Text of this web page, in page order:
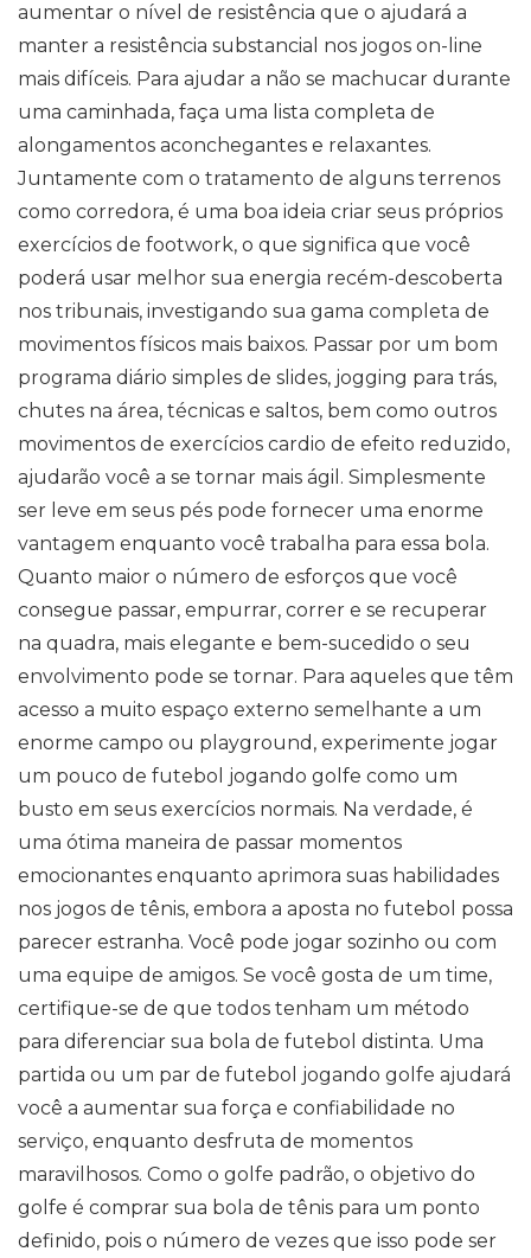
aumentar o nível de resistência que o ajudará a
manter a resistência substancial nos jogos on-line
mais difíceis. Para ajudar a não se machucar durante
uma caminhada, faça uma lista completa de
alongamentos aconchegantes e relaxantes.
Juntamente com o tratamento de alguns terrenos
como corredora, é uma boa ideia criar seus próprios
exercícios de footwork, o que significa que você
poderá usar melhor sua energia recém-descoberta
nos tribunais, investigando sua gama completa de
movimentos físicos mais baixos. Passar por um bom
programa diário simples de slides, jogging para trás,
chutes na área, técnicas e saltos, bem como outros
movimentos de exercícios cardio de efeito reduzido,
ajudarão você a se tornar mais ágil. Simplesmente
ser leve em seus pés pode fornecer uma enorme
vantagem enquanto você trabalha para essa bola.
Quanto maior o número de esforços que você
consegue passar, empurrar, correr e se recuperar
na quadra, mais elegante e bem-sucedido o seu
envolvimento pode se tornar. Para aqueles que têm
acesso a muito espaço externo semelhante a um
enorme campo ou playground, experimente jogar
um pouco de futebol jogando golfe como um
busto em seus exercícios normais. Na verdade, é
uma ótima maneira de passar momentos
emocionantes enquanto aprimora suas habilidades
nos jogos de tênis, embora a aposta no futebol possa
parecer estranha. Você pode jogar sozinho ou com
uma equipe de amigos. Se você gosta de um time,
certifique-se de que todos tenham um método
para diferenciar sua bola de futebol distinta. Uma
partida ou um par de futebol jogando golfe ajudará
você a aumentar sua força e confiabilidade no
serviço, enquanto desfruta de momentos
maravilhosos. Como o golfe padrão, o objetivo do
golfe é comprar sua bola de tênis para um ponto
definido, pois o número de vezes que isso pode ser